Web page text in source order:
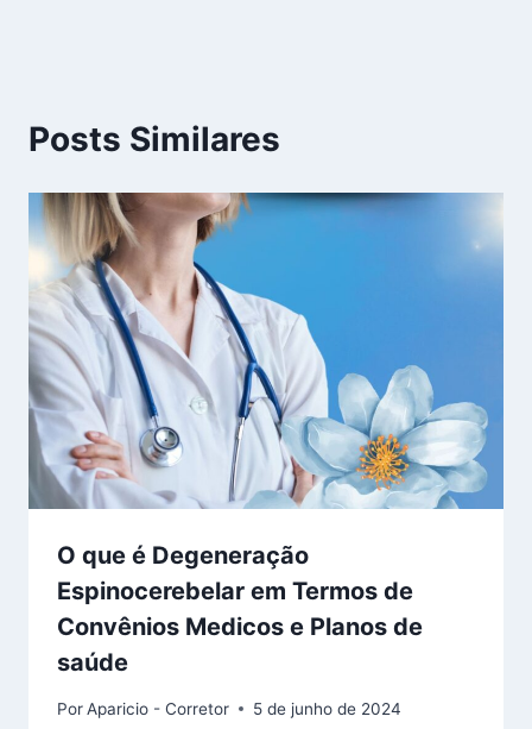
Posts Similares
O que é Degeneração
Espinocerebelar em Termos de
Convênios Medicos e Planos de
saúde
PorAparicio - Corretor 5 de junho de 2024